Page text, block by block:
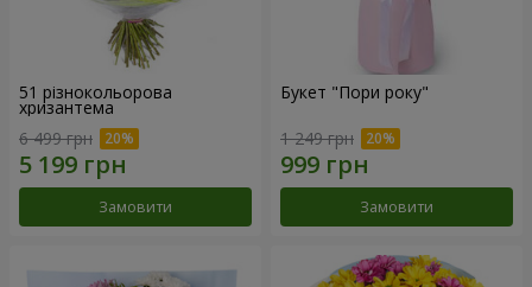
51 різнокольорова
хризантема
6 499 грн
Замовити
Букет "Пори року"
1 249 грн
Замовити